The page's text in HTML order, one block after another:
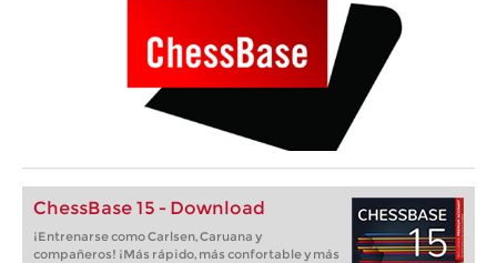
ChessBase 15 - Download
¡Entrenarse como Carlsen, Caruana y
compañeros! ¡Más rápido, más confortable y más